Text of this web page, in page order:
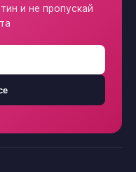
и не пропускай